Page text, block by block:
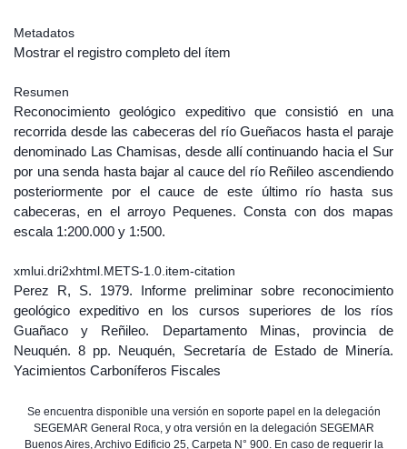
Metadatos
Mostrar el registro completo del ítem
Resumen
Reconocimiento geológico expeditivo que consistió en una
recorrida desde las cabeceras del río Gueñacos hasta el paraje
denominado Las Chamisas, desde allí continuando hacia el Sur
por una senda hasta bajar al cauce del río Reñileo ascendiendo
posteriormente por el cauce de este último río hasta sus
cabeceras, en el arroyo Pequenes. Consta con dos mapas
escala 1:200.000 y 1:500.
xmlui.dri2xhtml.METS-1.0.item-citation
Perez R, S. 1979. Informe preliminar sobre reconocimiento
geológico expeditivo en los cursos superiores de los ríos
Guañaco y Reñileo. Departamento Minas, provincia de
Neuquén. 8 pp. Neuquén, Secretaría de Estado de Minería.
Yacimientos Carboníferos Fiscales
Se encuentra disponible una versión en soporte papel en la delegación
SEGEMAR General Roca, y otra versión en la delegación SEGEMAR
Buenos Aires, Archivo Edificio 25, Carpeta N° 900. En caso de requerir la